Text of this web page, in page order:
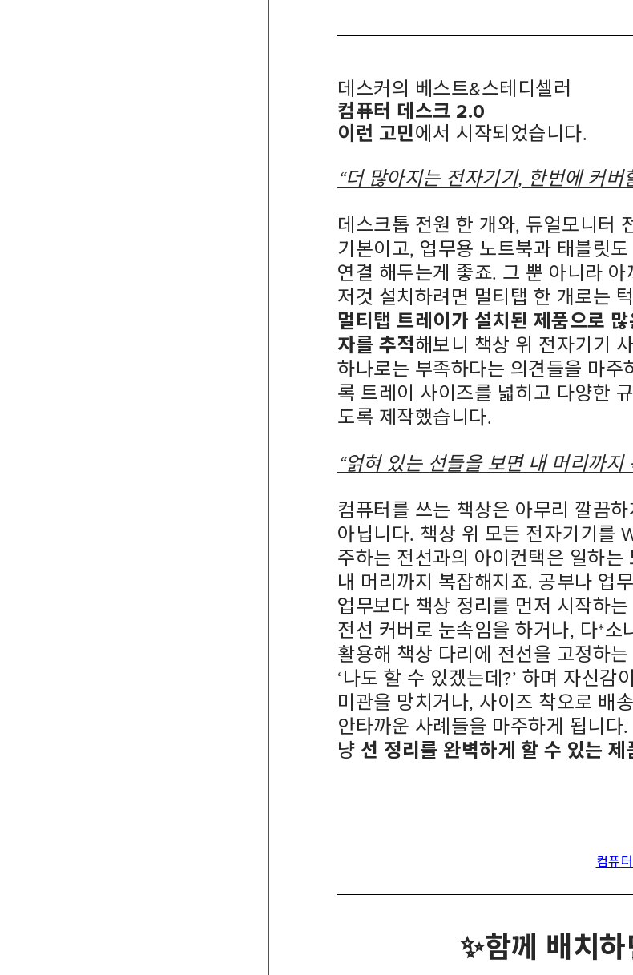
데스커의 베스트&스테디셀러
컴퓨터 데스크 2.0
이런 고민에서 시작되었습니다.
“더 많아지는 전자기기, 한번에 커버
데스크톱 전원 한 개와, 듀얼모니터
기본이고, 업무용 노트북과 태블릿
연결 해두는게 좋죠. 그 뿐 아니라
저것 설치하려면 멀티탭 한 개로는
멀티탭 트레이가 설치된 제품으로
자를 추적해보니 책상 위 전자기기
하나로는 부족하다는 의견들을 마주
록 트레이 사이즈를 넓히고 다양한
도록 제작했습니다.
“얽혀 있는 선들을 보면 내 머리까지
컴퓨터를 쓰는 책상은 아무리 깔끔
아닙니다. 책상 위 모든 전자기기를
주하는 전선과의 아이컨택은 일하는
내 머리까지 복잡해지죠. 공부나 업
업무보다 책상 정리를 먼저 시작하
전선 커버로 눈속임을 하거나, 다*소
활용해 책상 다리에 전선을 고정하는
‘나도 할 수 있겠는데 ?’ 하며 자신감
미관을 망치거나, 사이즈 착오로 배
안타까운 사례들을 마주하게 됩니다.
냥 선 정리를 완벽하게 할 수 있는 제
컴퓨
✨함께 배치